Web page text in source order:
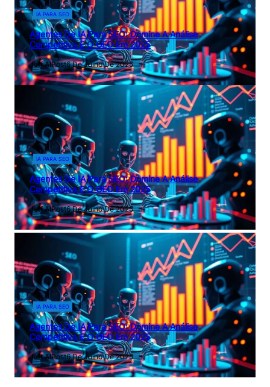
IA PARA SEO
Agentes De IA Para SEO: Domine A Análise
Competitiva E O GEO Em 2025
Jeff AIPost6 De Julho De 2025
IA PARA SEO
Agentes De IA Para SEO: Domine A Análise
Competitiva E O GEO Em 2025
Jeff AIPost6 De Julho De 2025
IA PARA SEO
Agentes De IA Para SEO: Domine A Análise
Competitiva E O GEO Em 2025
Jeff AIPost6 De Julho De 2025